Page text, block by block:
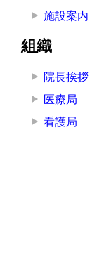
施設案内
組織
院長挨拶
医療局
看護局